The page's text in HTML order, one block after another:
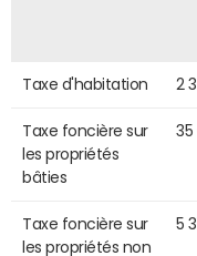
Taxe d'habitation 2
Taxe foncière sur
les propriétés
bâties
35
Taxe foncière sur
les propriétés non
5